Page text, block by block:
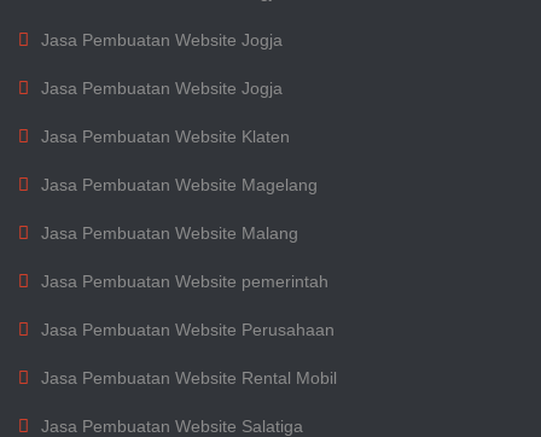
Jasa Pembuatan Website Jogja
Jasa Pembuatan Website Jogja
Jasa Pembuatan Website Klaten
Jasa Pembuatan Website Magelang
Jasa Pembuatan Website Malang
Jasa Pembuatan Website pemerintah
Jasa Pembuatan Website Perusahaan
Jasa Pembuatan Website Rental Mobil
Jasa Pembuatan Website Salatiga